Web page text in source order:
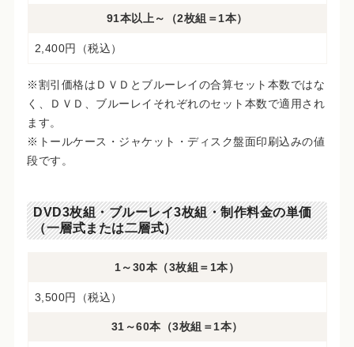
91本以上～（2枚組＝1本）
2,400円（税込）
※割引価格はＤＶＤとブルーレイの合算セット本数ではな
く、ＤＶＤ、ブルーレイそれぞれのセット本数で適用され
ます。
※トールケース・ジャケット・ディスク盤面印刷込みの値
段です。
DVD3枚組・ブルーレイ3枚組・制作料金の単価
（一層式または二層式）
1～30本（3枚組＝1本）
3,500円（税込）
31～60本（3枚組＝1本）